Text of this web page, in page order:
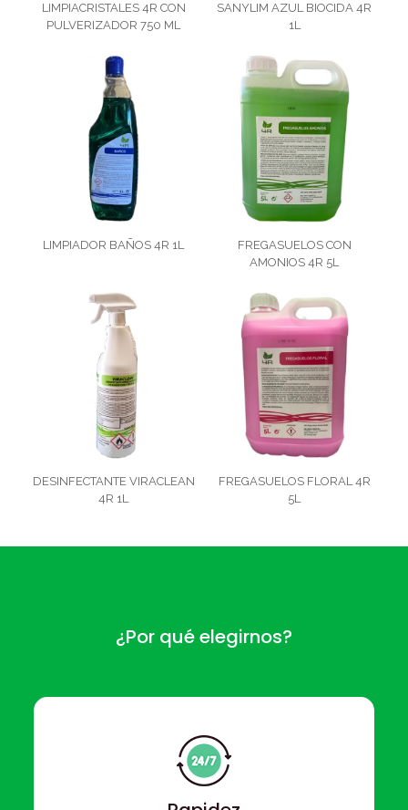
LIMPIACRISTALES 4R CON
PULVERIZADOR 750 ML
SANYLIM AZUL BIOCIDA 4R
1L
LIMPIADOR BAÑOS 4R 1L
FREGASUELOS CON
AMONIOS 4R 5L
DESINFECTANTE VIRACLEAN
4R 1L
FREGASUELOS FLORAL 4R
5L
¿Por qué elegirnos?